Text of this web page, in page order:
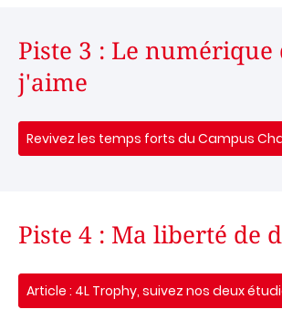
Piste 3 : Le numérique
j'aime
Revivez les temps forts du Campus
Piste 4 : Ma liberté de
Article : 4L Trophy, suivez nos deux